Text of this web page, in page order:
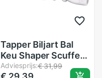
Tapper Biljart Bal
Keu Shaper Scuffer
Tapper 3 In 1
Adviesprijs:€ 31,99